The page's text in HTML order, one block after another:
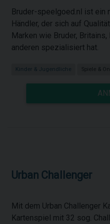
Bruder-speelgoed.nl ist ein
Händler, der sich auf
Marken wie Bruder,
anderen spezialisiert hat.
Kinder & Jugendliche Spiele &
Urban Challenger
Mit dem Urban Challenger
Kartenspiel mit 32 sog.